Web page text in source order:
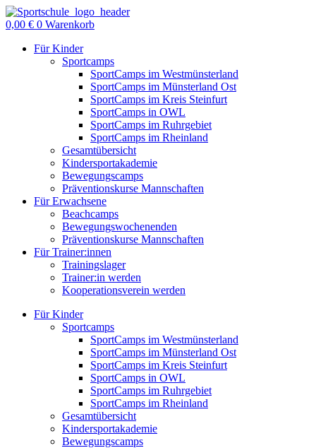
Zum
Inhalt
0,00 € 0 Warenkorb
Für Kinder
Sportcamps
SportCamps im Westmünsterland
SportCamps im Münsterland Ost
SportCamps im Kreis Steinfurt
SportCamps in OWL
SportCamps im Ruhrgebiet
SportCamps im Rheinland
Gesamtübersicht
Kindersportakademie
Bewegungscamps
Präventionskurse Mannschaften
Für Erwachsene
Beachcamps
Bewegungswochenenden
Präventionskurse Mannschaften
Für Trainer:innen
Trainingslager
Trainer:in werden
Kooperationsverein werden
Für Kinder
Sportcamps
SportCamps im Westmünsterland
SportCamps im Münsterland Ost
SportCamps im Kreis Steinfurt
SportCamps in OWL
SportCamps im Ruhrgebiet
SportCamps im Rheinland
Gesamtübersicht
Kindersportakademie
Bewegungscamps